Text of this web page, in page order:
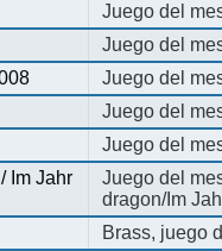
Juego del
Juego del
Juego del
Juego del
Juego del
Im Jahr
Juego del
dragon/Im
Brass, juego